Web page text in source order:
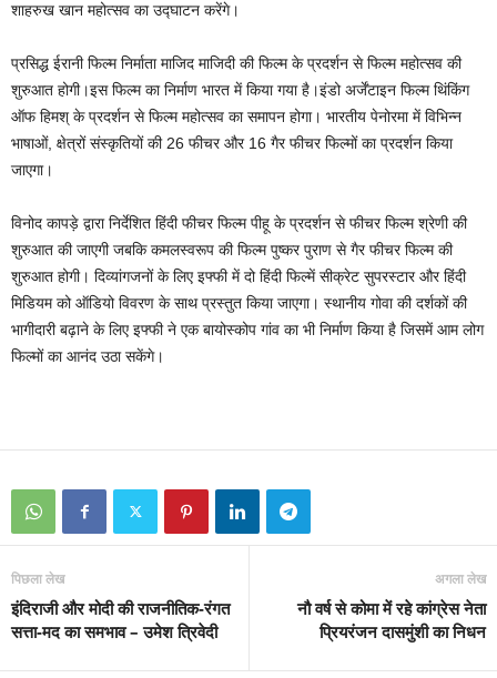
शाहरुख खान महोत्सव का उद्घाटन करेंगे।
प्रसिद्ध ईरानी फिल्म निर्माता माजिद माजिदी की फिल्म के प्रदर्शन से फिल्म महोत्सव की
शुरुआत होगी।इस फिल्म का निर्माण भारत में किया गया है।इंडो अर्जेंटाइन फिल्म थिंकिंग
ऑफ हिमश् के प्रदर्शन से फिल्म महोत्सव का समापन होगा। भारतीय पेनोरमा में विभिन्न
भाषाओं, क्षेत्रों संस्कृतियों की 26 फीचर और 16 गैर फीचर फिल्मों का प्रदर्शन किया
जाएगा।
विनोद कापड़े द्वारा निर्देशित हिंदी फीचर फिल्म पीहू के प्रदर्शन से फीचर फिल्म श्रेणी की
शुरुआत की जाएगी जबकि कमलस्वरूप की फिल्म पुष्कर पुराण से गैर फीचर फिल्म की
शुरुआत होगी। दिव्यांगजनों के लिए इफ्फी में दो हिंदी फिल्में सीक्रेट सुपरस्टार और हिंदी
मिडियम को ऑडियो विवरण के साथ प्रस्तुत किया जाएगा। स्थानीय गोवा की दर्शकों की
भागीदारी बढ़ाने के लिए इफ्फी ने एक बायोस्कोप गांव का भी निर्माण किया है जिसमें आम लोग
फिल्मों का आनंद उठा सकेंगे।
पिछला लेख
इंदिराजी और मोदी की राजनीतिक-रंगत
सत्ता-मद का समभाव – उमेश त्रिवेदी
अगला लेख
नौ वर्ष से कोमा में रहे कांग्रेस नेता
प्रियरंजन दासमुंशी का निधन